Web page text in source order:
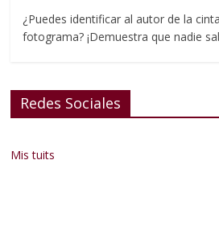
¿Puedes identificar al autor de la
fotograma? ¡Demuestra que nadie
Redes Sociales
Mis tuits